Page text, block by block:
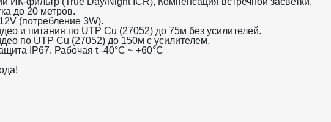
до 20 метров.
(потребление 3W).
и питания по UTP Cu (27052) до 75м без усилителей.
по UTP Cu (27052) до 150м с усилителем.
IP67. Рабочая t -40°С ~ +60°С